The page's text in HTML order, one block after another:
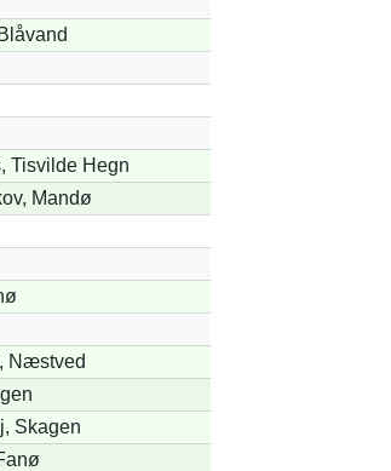
Tisvilde Hegn
Mandø
Næstved
Skagen